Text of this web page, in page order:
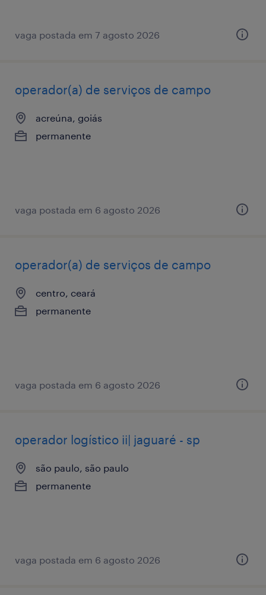
vaga postada em 7 agosto 2026
operador(a) de serviços de campo
acreúna, goiás
permanente
vaga postada em 6 agosto 2026
operador(a) de serviços de campo
centro, ceará
permanente
vaga postada em 6 agosto 2026
operador logístico ii| jaguaré - sp
são paulo, são paulo
permanente
vaga postada em 6 agosto 2026